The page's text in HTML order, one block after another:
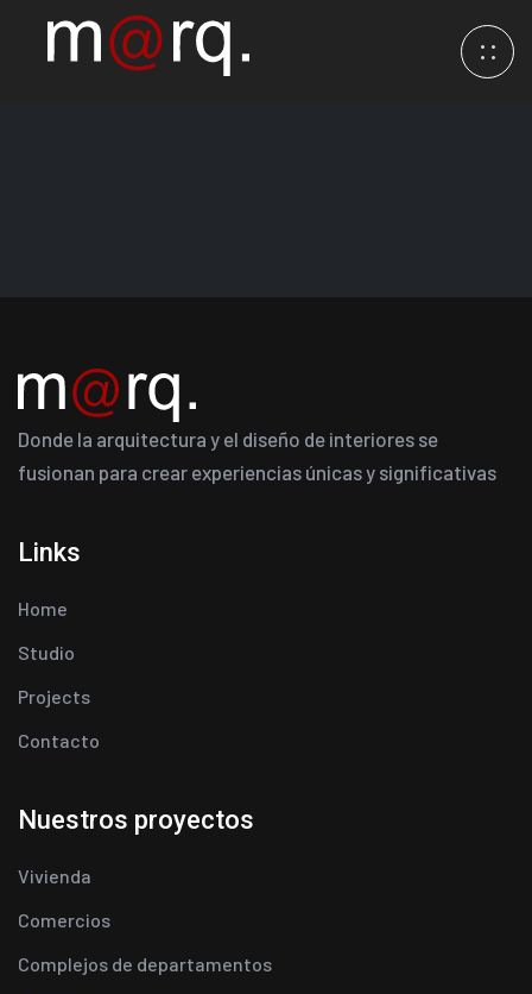
Donde la arquitectura y el diseño de interiores se
fusionan para crear experiencias únicas y significativas
Links
Home
Studio
Projects
Contacto
Nuestros proyectos
Vivienda
Comercios
Complejos de departamentos